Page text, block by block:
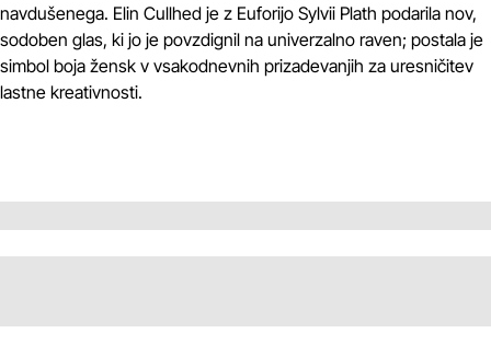
navdušenega. Elin Cullhed je z Euforijo Sylvii Plath podarila nov,
sodoben glas, ki jo je povzdignil na univerzalno raven; postala je
simbol boja žensk v vsakodnevnih prizadevanjih za uresničitev
lastne kreativnosti.